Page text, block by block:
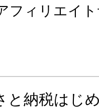
フィリエイ
と納税はじ